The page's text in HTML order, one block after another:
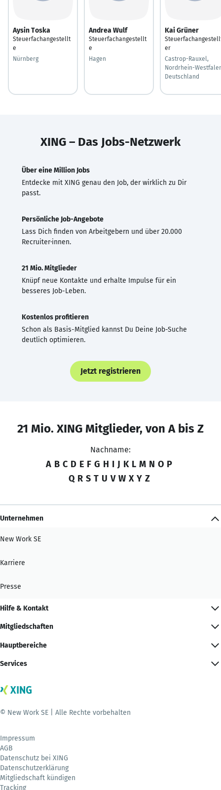
Aysin Toska
Steuerfachangestellt
e
Nürnberg
Andrea Wulf
Steuerfachangestellt
e
Hagen
Kai Grüner
er
Castrop-Rauxel,
Nordrhein-
Deutschland
XING – Das Jobs-Netzwerk
Über eine Million Jobs
Entdecke mit XING genau den Job, der wirklich zu Dir
passt.
Persönliche Job-Angebote
Lass Dich finden von Arbeitgebern und über 20.000
Recruiter·innen.
21 Mio. Mitglieder
Knüpf neue Kontakte und erhalte Impulse für ein
besseres Job-Leben.
Kostenlos profitieren
Schon als Basis-Mitglied kannst Du Deine Job-Suche
deutlich optimieren.
Jetzt registrieren
21 Mio. XING Mitglieder, von A bis Z
Nachname:
A B C D E F G H I J K L M N O P
Q R S T U V W X Y Z
Unternehmen
New Work SE
Karriere
Presse
Hilfe & Kontakt
Mitgliedschaften
Hauptbereiche
Services
© New Work SE | Alle Rechte vorbehalten
Impressum
AGB
Datenschutz bei XING
Datenschutzerklärung
Mitgliedschaft kündigen
Tracking